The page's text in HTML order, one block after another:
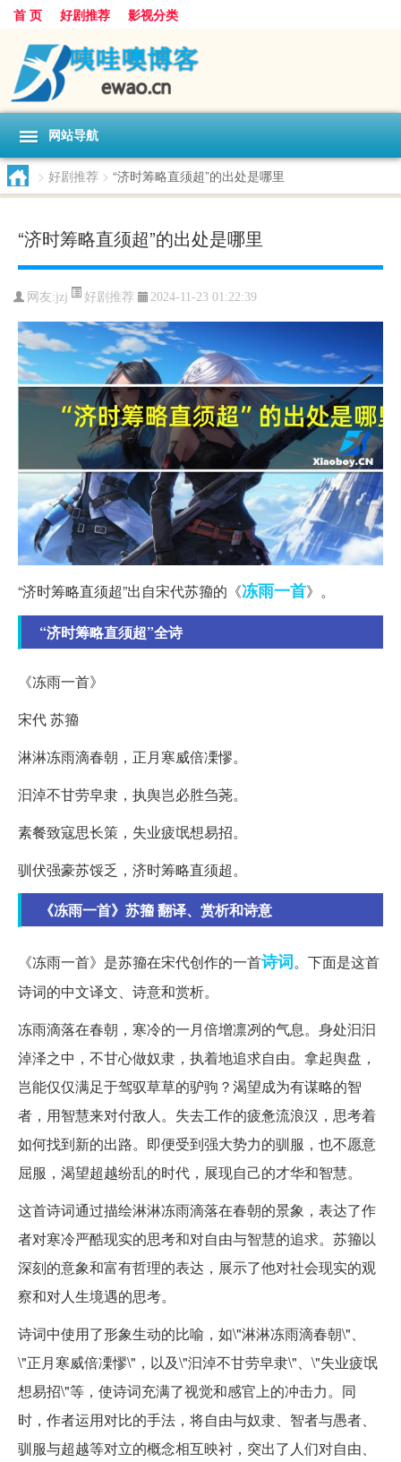
首 页 好剧推荐 影视分类
网站导航
> 好剧推荐 > “济时筹略直须超”的出处是哪里
“济时筹略直须超”的出处是哪里
网友:jzj 好剧推荐 2024-11-23 01:22:39
“济时筹略直须超”出自宋代苏籀的《冻雨一首》。
“济时筹略直须超”全诗
《冻雨一首》
宋代 苏籀
淋淋冻雨滴春朝，正月寒威倍凓憀。
汩淖不甘劳皁隶，执舆岂必胜刍荛。
素餐致寇思长策，失业疲氓想易招。
驯伏强豪苏馁乏，济时筹略直须超。
《冻雨一首》苏籀 翻译、赏析和诗意
《冻雨一首》是苏籀在宋代创作的一首诗词。下面是这首
诗词的中文译文、诗意和赏析。
冻雨滴落在春朝，寒冷的一月倍增凛冽的气息。身处汩汩
淖泽之中，不甘心做奴隶，执着地追求自由。拿起舆盘，
岂能仅仅满足于驾驭草草的驴驹？渴望成为有谋略的智
者，用智慧来对付敌人。失去工作的疲惫流浪汉，思考着
如何找到新的出路。即便受到强大势力的驯服，也不愿意
屈服，渴望超越纷乱的时代，展现自己的才华和智慧。
这首诗词通过描绘淋淋冻雨滴落在春朝的景象，表达了作
者对寒冷严酷现实的思考和对自由与智慧的追求。苏籀以
深刻的意象和富有哲理的表达，展示了他对社会现实的观
察和对人生境遇的思考。
诗词中使用了形象生动的比喻，如\"淋淋冻雨滴春朝\"、
\"正月寒威倍凓憀\"，以及\"汩淖不甘劳皁隶\"、\"失业疲氓
想易招\"等，使诗词充满了视觉和感官上的冲击力。同
时，作者运用对比的手法，将自由与奴隶、智者与愚者、
驯服与超越等对立的概念相互映衬，突出了人们对自由、